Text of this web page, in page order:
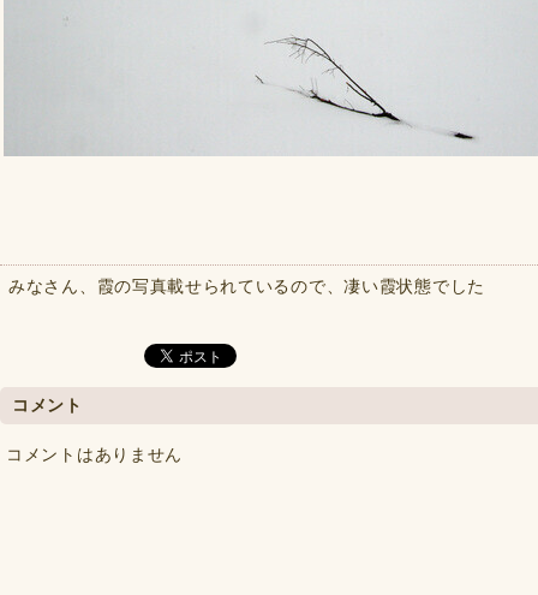
みなさん、霞の写真載せられているので、凄い霞状態でした
コメント
コメントはありません